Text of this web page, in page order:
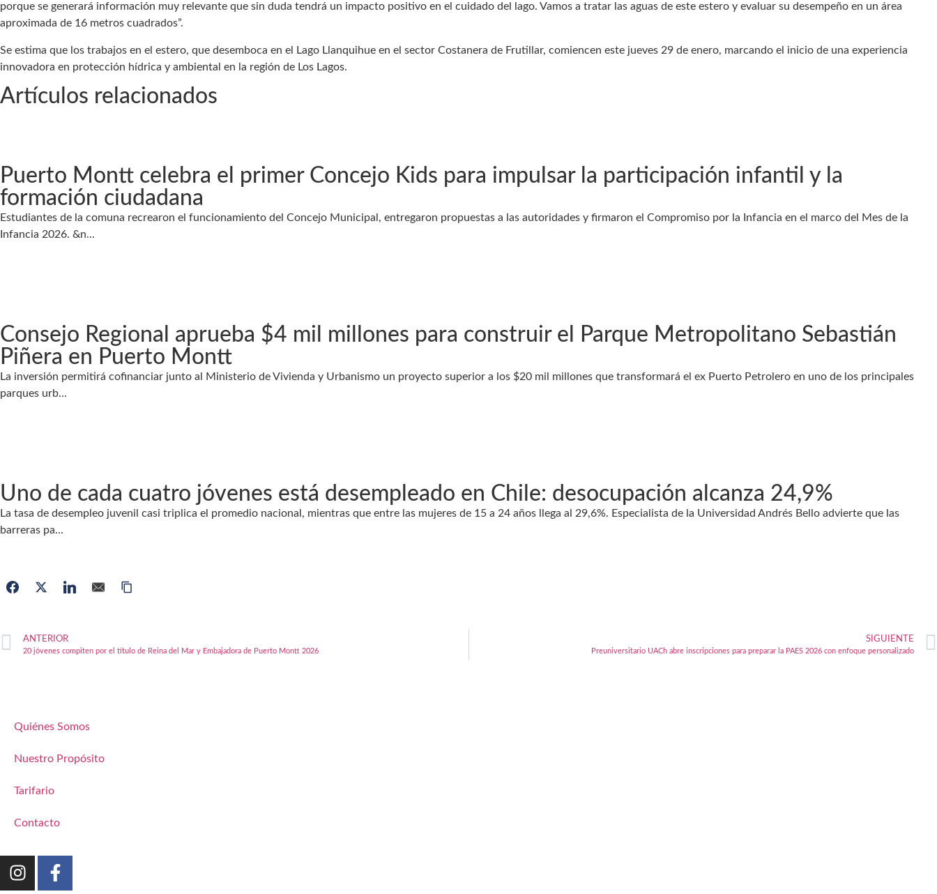
porque se generará información muy relevante que sin duda tendrá un impacto positivo en el cuidado del lago. Vamos a tratar las aguas de este estero y evaluar su desempeño en un área
aproximada de 16 metros cuadrados”.
Se estima que los trabajos en el estero, que desemboca en el Lago Llanquihue en el sector Costanera de Frutillar, comiencen este jueves 29 de enero, marcando el inicio de una experiencia
innovadora en protección hídrica y ambiental en la región de Los Lagos.
Artículos relacionados
Puerto Montt celebra el primer Concejo Kids para impulsar la participación infantil y la
formación ciudadana
Estudiantes de la comuna recrearon el funcionamiento del Concejo Municipal, entregaron propuestas a las autoridades y firmaron el Compromiso por la Infancia en el marco del Mes de la
Infancia 2026. &n...
Consejo Regional aprueba $4 mil millones para construir el Parque Metropolitano Sebastián
Piñera en Puerto Montt
La inversión permitirá cofinanciar junto al Ministerio de Vivienda y Urbanismo un proyecto superior a los $20 mil millones que transformará el ex Puerto Petrolero en uno de los principales
parques urb...
Uno de cada cuatro jóvenes está desempleado en Chile: desocupación alcanza 24,9%
La tasa de desempleo juvenil casi triplica el promedio nacional, mientras que entre las mujeres de 15 a 24 años llega al 29,6%. Especialista de la Universidad Andrés Bello advierte que las
barreras pa...
ANTERIOR
20 jóvenes compiten por el título de Reina del Mar y Embajadora de Puerto Montt 2026
SIGUIENTE
Preuniversitario UACh abre inscripciones para preparar la PAES 2026 con enfoque personalizado
Quiénes Somos
Nuestro Propósito
Tarifario
Contacto